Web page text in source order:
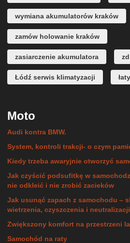
wymiana akumulatorów kraków
zamów holowanie kraków
zasiarczenie akumulatora
Łódź serwis klimatyzacji
Moto
Audi kontra BMW.
System, kontroli trakcji- o czym
Kiedy trzeba awaryjnie otworzyć
Jak czyścić podsufitkę w
nie odkleić i nie zrobić zacieków
Jak usunąć zapach z samochodu –
wietrzenia, czyszczenia i neutralizacji
Zwiększony komfort na przestrzeni
Samochód na raty